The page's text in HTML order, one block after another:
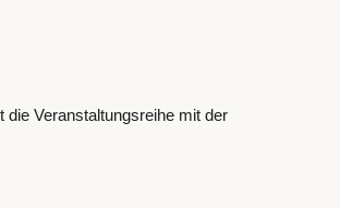
die Veranstaltungsreihe mit der